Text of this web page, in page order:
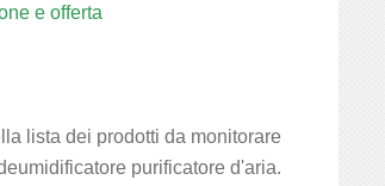
e offerta
lista dei prodotti da monitorare
purificatore d'aria.